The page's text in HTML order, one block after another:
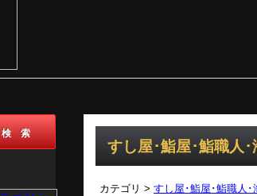
すし屋･鮨屋･鮨職人
カテゴリ > すし屋･鮨屋･鮨職人
検 索